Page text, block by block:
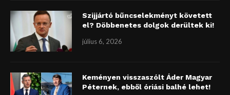
Szijjártó bűncselekményt követett
el? Döbbenetes dolgok derültek ki!
július 6, 2026
Keményen visszaszólt Áder Magyar
Péternek, ebből óriási balhé lehet!